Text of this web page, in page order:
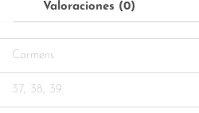
Valoraciones (0)
Carmens
37, 38, 39